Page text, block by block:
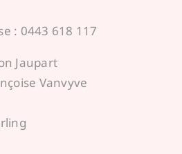
: 0443 618 117
Jaupart
Vanvyve